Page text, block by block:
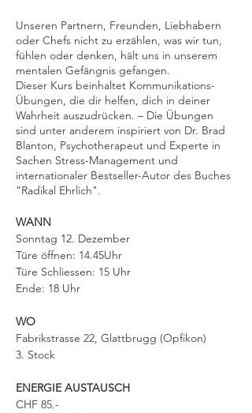
Unseren Partnern, Freunden, Liebhabern
oder Chefs nicht zu erzählen, was wir tun,
fühlen oder denken, hält uns in unserem
mentalen Gefängnis gefangen.
Dieser Kurs beinhaltet Kommunikations-
Übungen, die dir helfen, dich in deiner
Wahrheit auszudrücken. – Die Übungen
sind unter anderem inspiriert von Dr. Brad
Blanton, Psychotherapeut und Experte in
Sachen Stress-Management und
internationaler Bestseller-Autor des Buches
"Radikal Ehrlich".
WANN
Sonntag 12. Dezember
Türe öffnen: 14.45Uhr
Türe Schliessen: 15 Uhr
Ende: 18 Uhr
WO
Fabrikstrasse 22, Glattbrugg (Opfikon)
3. Stock
ENERGIE AUSTAUSCH
CHF 85.-